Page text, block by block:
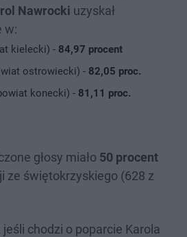
Nawrocki uzyskał
w:
kielecki) - 84,97 procent
ostrowiecki) - 82,05 proc.
konecki) - 81,11 proc.
głosy miało 50 procent
ze świętokrzyskiego (628 z
chodzi o poparcie Karola